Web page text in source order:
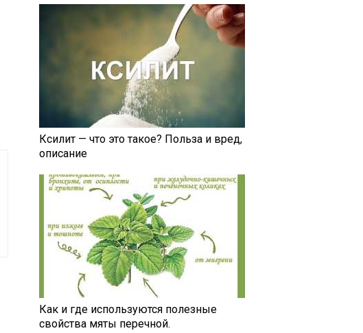
Ксилит — что это такое? Польза и вред,
описание
Как и где используются полезные
свойства мяты перечной.